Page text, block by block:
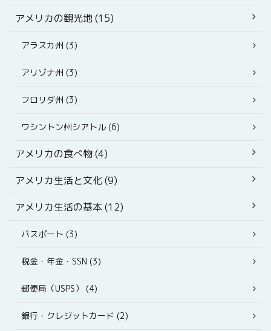
アメリカの観光地 (15)
アラスカ州 (3)
アリゾナ州 (3)
フロリダ州 (3)
ワシントン州シアトル (6)
アメリカの食べ物 (4)
アメリカ生活と文化 (9)
アメリカ生活の基本 (12)
パスポート (3)
税金・年金・SSN (3)
郵便局（USPS） (4)
銀行・クレジットカード (2)